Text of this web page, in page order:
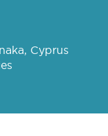
Cyprus